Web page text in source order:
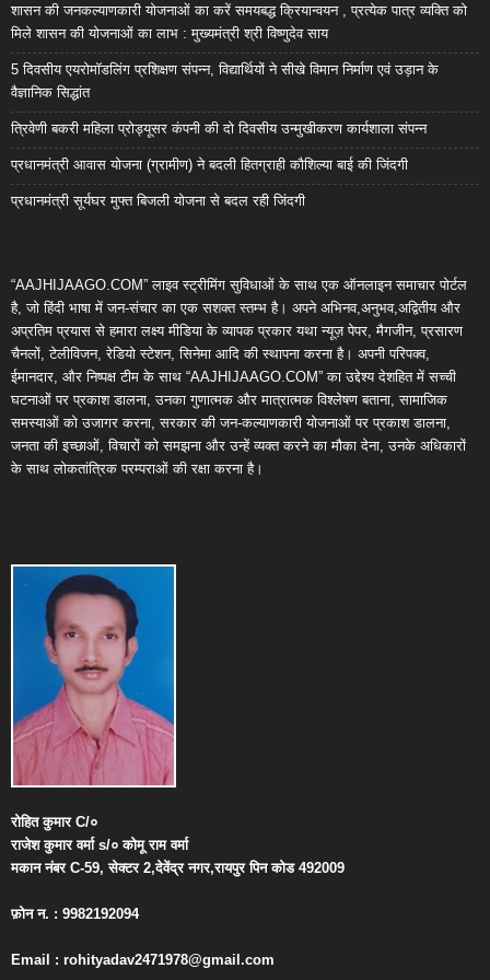
शासन की जनकल्याणकारी योजनाओं का करें समयबद्ध क्रियान्वयन , प्रत्येक पात्र व्यक्ति को
मिले शासन की योजनाओं का लाभ : मुख्यमंत्री श्री विष्णुदेव साय
5 दिवसीय एयरोमॉडलिंग प्रशिक्षण संपन्न, विद्यार्थियों ने सीखे विमान निर्माण एवं उड़ान के
वैज्ञानिक सिद्धांत
त्रिवेणी बकरी महिला प्रोड्यूसर कंपनी की दो दिवसीय उन्मुखीकरण कार्यशाला संपन्न
प्रधानमंत्री आवास योजना (ग्रामीण) ने बदली हितग्राही कौशिल्या बाई की जिंदगी
प्रधानमंत्री सूर्यघर मुफ्त बिजली योजना से बदल रही जिंदगी
“AAJHIJAAGO.COM” लाइव स्ट्रीमिंग सुविधाओं के साथ एक ऑनलाइन समाचार पोर्टल
है, जो हिंदी भाषा में जन-संचार का एक सशक्त स्तम्भ है। अपने अभिनव,अनुभव,अद्वितीय और
अप्रतिम प्रयास से हमारा लक्ष्य मीडिया के व्यापक प्रकार यथा न्यूज़ पेपर, मैगजीन, प्रसारण
चैनलों, टेलीविजन, रेडियो स्टेशन, सिनेमा आदि की स्थापना करना है। अपनी परिपक्व,
ईमानदार, और निष्पक्ष टीम के साथ “AAJHIJAAGO.COM” का उद्देश्य देशहित में सच्ची
घटनाओं पर प्रकाश डालना, उनका गुणात्मक और मात्रात्मक विश्लेषण बताना, सामाजिक
समस्याओं को उजागर करना, सरकार की जन-कल्याणकारी योजनाओं पर प्रकाश डालना,
जनता की इच्छाओं, विचारों को समझना और उन्हें व्यक्त करने का मौका देना, उनके अधिकारों
के साथ लोकतांत्रिक परम्पराओं की रक्षा करना है।
रोहित कुमारC/०
राजेश कुमार वर्माs/० कोमू राम वर्मा
मकान नंबरC-59,सेक्टर2,देवेंद्र नगर,रायपुर पिन कोड492009
फ़ोन न. : 9982192094
Email : rohityadav2471978@gmail.com